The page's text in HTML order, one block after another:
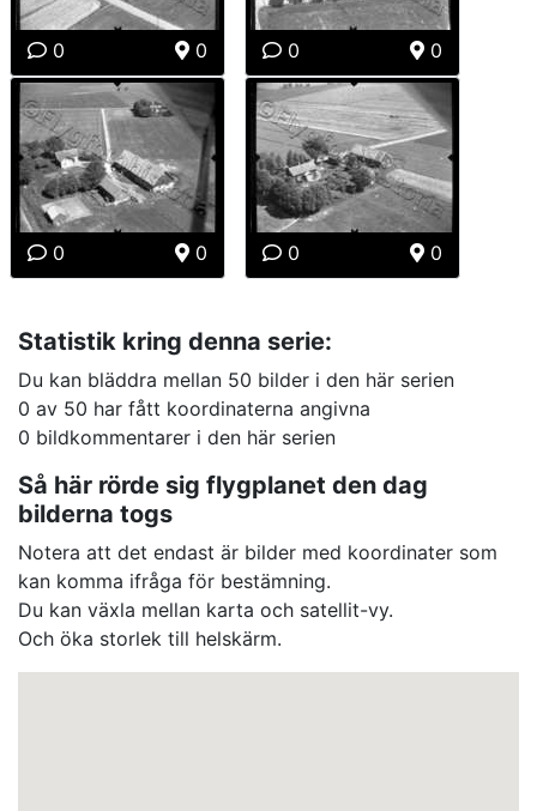
0 0 0 0
0 0 0 0
Statistik kring denna serie:
Du kan bläddra mellan 50 bilder i den här serien
0 av 50 har fått koordinaterna angivna
0 bildkommentarer i den här serien
Så här rörde sig flygplanet den dag
bilderna togs
Notera att det endast är bilder med koordinater som
kan komma ifråga för bestämning.
Du kan växla mellan karta och satellit-vy.
Och öka storlek till helskärm.